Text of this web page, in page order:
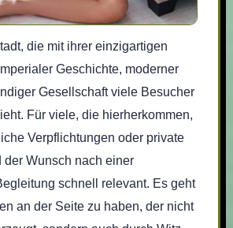
die mit ihrer einzigartigen
Geschichte, moderner
Gesellschaft viele Besucher
Für viele, die hierherkommen,
Verpflichtungen oder private
der Wunsch nach einer
schnell relevant. Es geht
an der Seite zu haben, der nicht